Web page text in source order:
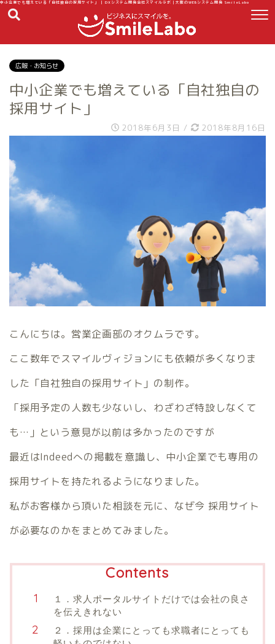
中小企業でも増えている「自社独自の採用サイト」 | DXシステム開発会社スマイルラボ｜大阪のWEBシステム開発 SmileLabo
広報・お知らせ
中小企業でも増えている「自社独自の
採用サイト」
2018年6月3日 / 2018年8月16日
こんにちは。営業企画部のオクムラです。
ここ数年でスマイルヴィジョンにも依頼が多くなりま
した「自社独自の採用サイト」の制作。
「採用予定の人数も少ないし、わざわざ特設しなくて
も…」という意見が以前は多かったのですが
最近はIndeedへの掲載を意識し、中小企業でも専用の
採用サイトを持たれるようになりました。
私がお客様から頂いた相談を元に、なぜ今 採用サイト
が必要なのかをまとめてみました。
Contents
１．求人ポータルサイトだけでは会社の良さ
を伝えきれない
２．採用は企業にとっても求職者にとっても